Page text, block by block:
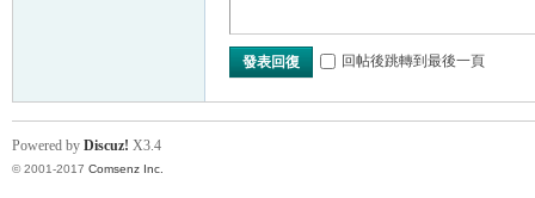
發表回復 回帖後跳轉到最後一頁
Powered by Discuz! X3.4
© 2001-2017 Comsenz Inc.